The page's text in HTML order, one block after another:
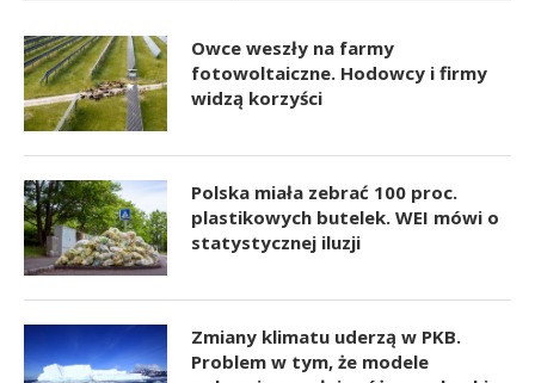
Owce weszły na farmy
fotowoltaiczne. Hodowcy i firmy
widzą korzyści
Polska miała zebrać 100 proc.
plastikowych butelek. WEI mówi o
statystycznej iluzji
Zmiany klimatu uderzą w PKB.
Problem w tym, że modele